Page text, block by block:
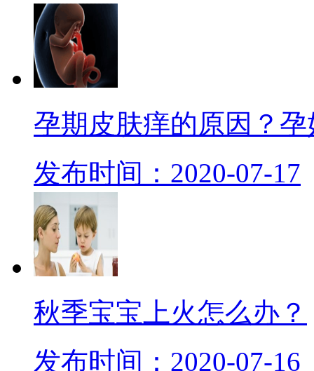
孕期皮肤痒的原因？
发布时间：2020-07-17
秋季宝宝上火怎么办？
发布时间：2020-07-16